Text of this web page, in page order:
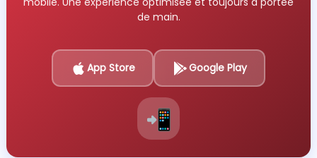
de main.
App Store Google Play
📲